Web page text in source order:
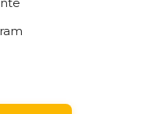
que los usuarios